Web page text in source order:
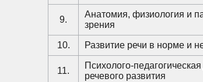
9.
Анатомия, физиология и
зрения
10. Развитие речи в норме и
11.
Психолого-
речевого развития